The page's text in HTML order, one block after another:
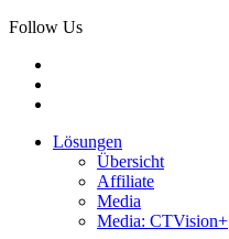
Follow Us
Lösungen
Übersicht
Affiliate
Media
Media: CTVision+